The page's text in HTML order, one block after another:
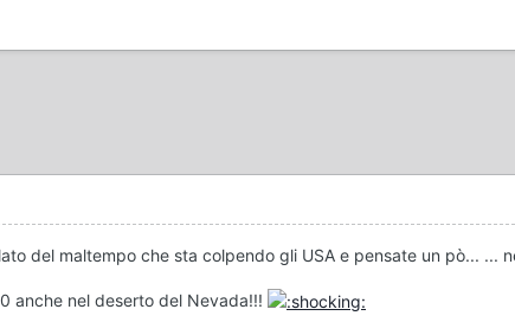
del maltempo che sta colpendo gli USA e pensate un pò... ...
anche nel deserto del Nevada!!!